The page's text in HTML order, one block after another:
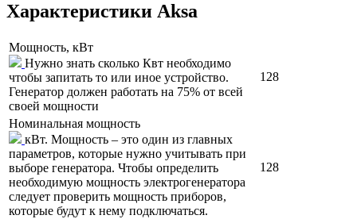
Характеристики Aksa
Мощность, кВт
Нужно знать сколько Квт необходимо
чтобы запитать то или иное устройство.
Генератор должен работать на 75% от всей
своей мощности
128
Номинальная мощность
кВт. Мощность – это один из главных
параметров, которые нужно учитывать при
выборе генератора. Чтобы определить
необходимую мощность электрогенератора
следует проверить мощность приборов,
которые будут к нему подключаться.
128